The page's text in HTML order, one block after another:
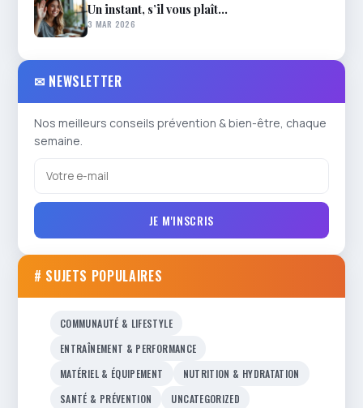
Un instant, s’il vous plaît…
3 MAR 2026
✉ NEWSLETTER
Nos meilleurs conseils prévention & bien-être, chaque
semaine.
JE M'INSCRIS
# SUJETS POPULAIRES
COMMUNAUTÉ & LIFESTYLE
ENTRAÎNEMENT & PERFORMANCE
MATÉRIEL & ÉQUIPEMENT
NUTRITION & HYDRATATION
SANTÉ & PRÉVENTION
UNCATEGORIZED